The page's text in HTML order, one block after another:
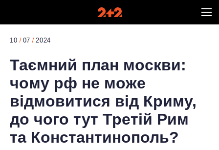
10 07 2024
Таємний план москви:
чому рф не може
відмовитися від Криму,
до чого тут Третій Рим
та Константинополь?